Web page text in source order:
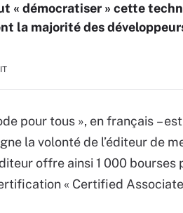
« démocratiser » cette
la majorité des
pour tous », en français –
la volonté de l’éditeur de
offre ainsi 1 000
« Certified